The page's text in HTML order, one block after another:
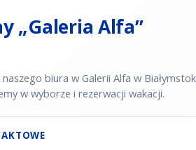
„Galeria Alfa”
biura w Galerii Alfa w
w wyborze i rezerwacji wakacji.